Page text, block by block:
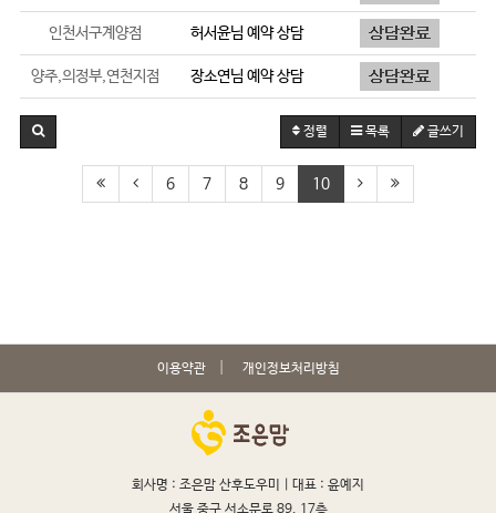
인천서구계양점 허서윤님 예약 상담
양주,의정부,연천지점 장소연님 예약 상담
정렬 목록 글쓰기
6 7 8 9 10
이용약관 개인정보처리방침
회사명 : 조은맘 산후도우미 | 대표 : 윤예지
서울 중구 서소문로 89, 17층